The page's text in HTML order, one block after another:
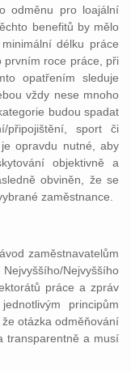
odměnu pro loajální
benefitů by mělo
délku práce
prvním roce práce, při
opatřením sleduje
vždy nese mnoho
budou spadat
připojištění, sport či
opravdu nutné, aby
objektivně a
obviněn, že se
zaměstnance.
zaměstnavatelům
Nejvyššího
práce a zpráv
principům
otázka odměňování
transparentně a musí